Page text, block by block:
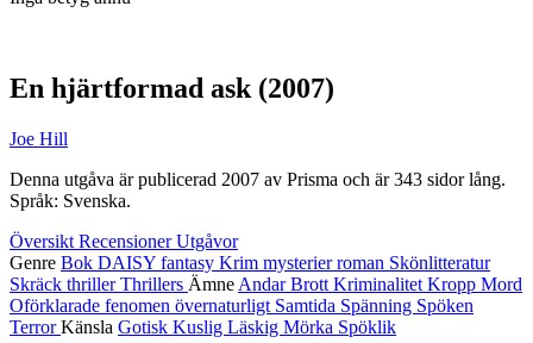
En hjärtformad ask (2007)
Joe Hill
Denna utgåva är publicerad 2007 av Prisma och är 343 sidor lång.
Språk: Svenska.
Översikt RecensionerUtgåvor
Genre Bok DAISY fantasy Krim mysterierroman Skönlitteratur
Skräck thrillerThrillers Ämne AndarBrott Kriminalitet Kropp Mord
Oförklarade fenomen övernaturligt Samtida Spänning Spöken
TerrorKänsla Gotisk Kuslig Läskig Mörka Spöklik